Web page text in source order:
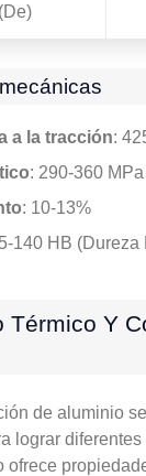
a la tracción:
: 290-360 MPa
: 10-13%
140 HB (Dureza
Térmico Y
de aluminio
lograr
ofrece